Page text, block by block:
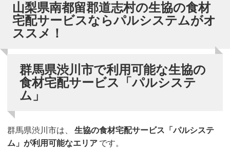
山梨県南都留郡道志村の生協の食材
宅配サービスならパルシステムがオ
ススメ！
群馬県渋川市で利用可能な生協の
食材宅配サービス「パルシステ
ム」
群馬県渋川市は、
生協の食材宅配サービス「パルシステ
ム」が利用可能なエリア です。